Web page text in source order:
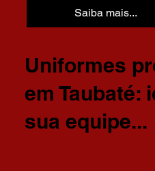
Uniformes
em Taubaté:
sua equipe...
Saiba mais...